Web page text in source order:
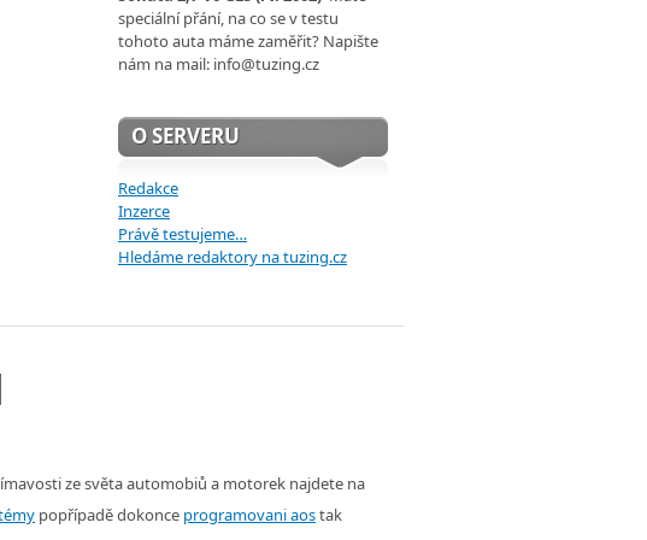
speciální přání, na co se v testu
tohoto auta máme zaměřit? Napište
nám na mail: info@tuzing.cz
O SERVERU
Redakce
Inzerce
Právě testujeme…
Hledáme redaktory na tuzing.cz
ze světa automobiů a motorek najdete na
popřípadě dokonce programovani aostak